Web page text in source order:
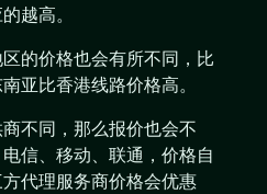
越高。
的价格也会有所不同，比
亚比香港线路价格高。
不同，那么报价也会不
信、移动、联通，价格自
代理服务商价格会优惠